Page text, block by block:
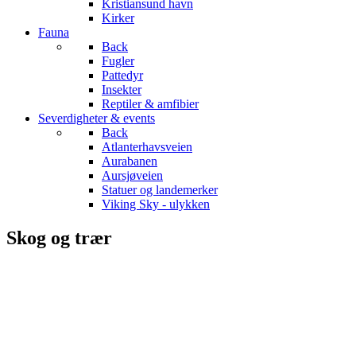
Kristiansund havn
Kirker
Fauna
Back
Fugler
Pattedyr
Insekter
Reptiler & amfibier
Severdigheter & events
Back
Atlanterhavsveien
Aurabanen
Aursjøveien
Statuer og landemerker
Viking Sky - ulykken
Skog og trær